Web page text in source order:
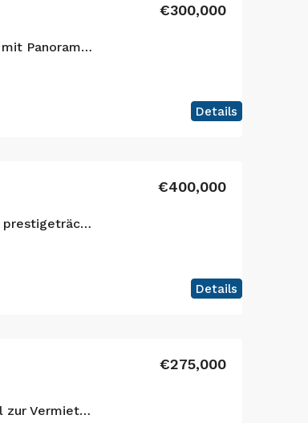
Ihre Oase der Ruhe auf Cedros mit Panoramablick auf den Atlantik und die Inseln São Jorge und Graciosa!
€300,000
Details
Eleganz über dem Atlantik: Ein prestigeträchtiges Anwesen mit fünf Schlafzimmern in Horta
€400,000
Details
Cedros: Vielseitiges Haus, ideal zur Vermietung oder als Hauptwohnsitz
€275,000